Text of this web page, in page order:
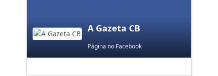
A Gazeta CB
Página no Facebook